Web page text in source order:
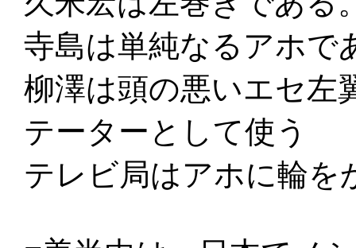
寺島は単純なるアホで
柳澤は頭の悪いエセ左
テーターとして使う
テレビ局はアホに輪を